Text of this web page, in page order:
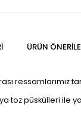
ÜRÜN
ressamlarımız
toz püskülleri ile